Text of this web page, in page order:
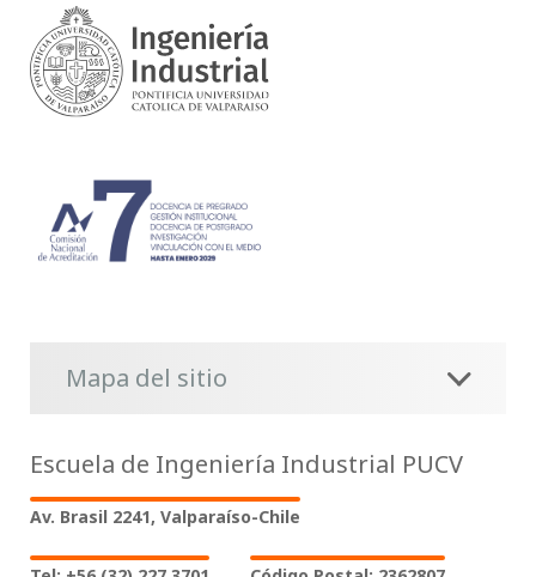
Mapa del sitio
Escuela de Ingeniería Industrial PUCV
Av. Brasil 2241, Valparaíso-Chile